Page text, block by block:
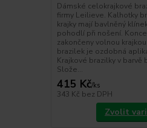
Dámské celokrajkové
firmy Leilieve. Kalhotky
krajky mají bavlněný
pohodlí při nošení.
zakončeny volnou
brazilek je ozdobná
Krajkové brazilky v barvě
Slože...
415 Kč/ks
343 Kč bez DPH
Zvolit